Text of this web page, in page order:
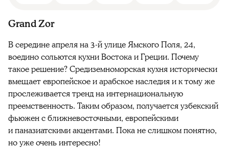
Grand Zor
В середине апреля на 3-й улице Ямского Поля, 24,
воедино сольются кухни Востока и Греции. Почему
такое решение? Средиземноморская кухня исторически
вмещает европейское и арабское наследия и к тому же
прослеживается тренд на интернациональную
преемственность. Таким образом, получается узбекский
фьюжен с ближневосточными, европейскими
и паназиатскими акцентами. Пока не слишком понятно,
но уже очень интересно!